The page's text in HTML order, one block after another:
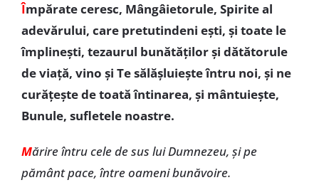
Împărate ceresc, Mângâietorule, Spirite al
adevărului, care pretutindeni ești, și toate le
împlinești, tezaurul bunătăților și dătătorule
de viață, vino și Te sălășluiește întru noi, și ne
curățește de toată întinarea, și mântuiește,
Bunule, sufletele noastre.
Mărire întru cele de sus lui Dumnezeu, și pe
pământ pace, între oameni bunăvoire.